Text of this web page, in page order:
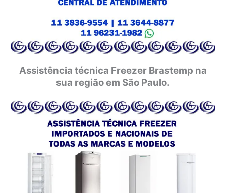
Assistência técnica Freezer Brastemp na
sua região em São Paulo.